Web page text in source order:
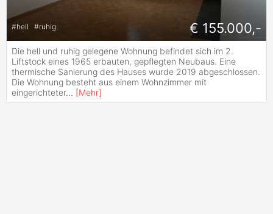
#hell #ruhig € 155.000,-
Die hell und ruhig gelegene Wohnung befindet sich im 2.
Liftstock eines 1965 erbauten, gepflegten Neubaus. Eine
thermische Sanierung des Hauses wurde 2019 abgeschlossen.
Die Wohnung besteht aus einem Wohnzimmer mit
eingerichteter... [Mehr]